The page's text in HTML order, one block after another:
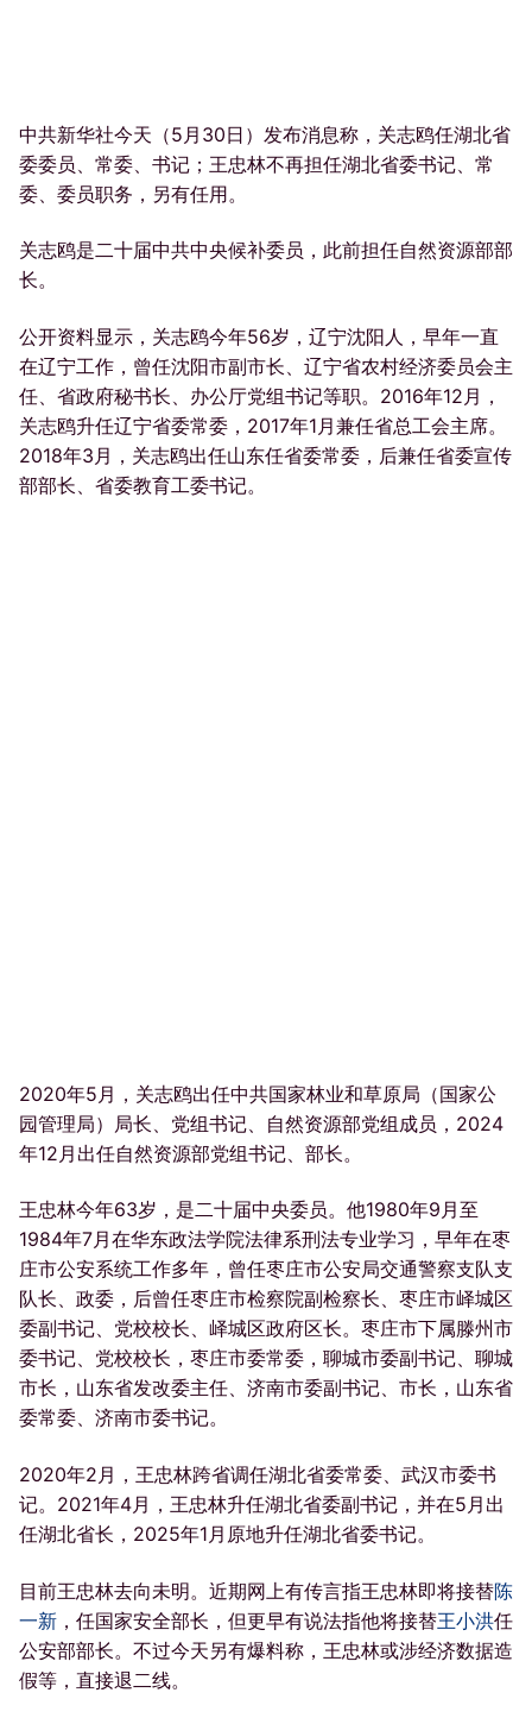
中共新华社今天（5月30日）发布消息称，关志鸥任湖北省
委委员、常委、书记；王忠林不再担任湖北省委书记、常
委、委员职务，另有任用。
关志鸥是二十届中共中央候补委员，此前担任自然资源部部
长。
公开资料显示，关志鸥今年56岁，辽宁沈阳人，早年一直
在辽宁工作，曾任沈阳市副市长、辽宁省农村经济委员会主
任、省政府秘书长、办公厅党组书记等职。2016年12月，
关志鸥升任辽宁省委常委，2017年1月兼任省总工会主席。
2018年3月，关志鸥出任山东任省委常委，后兼任省委宣传
部部长、省委教育工委书记。
2020年5月，关志鸥出任中共国家林业和草原局（国家公
园管理局）局长、党组书记、自然资源部党组成员，2024
年12月出任自然资源部党组书记、部长。
王忠林今年63岁，是二十届中央委员。他1980年9月至
1984年7月在华东政法学院法律系刑法专业学习，早年在枣
庄市公安系统工作多年，曾任枣庄市公安局交通警察支队支
队长、政委，后曾任枣庄市检察院副检察长、枣庄市峄城区
委副书记、党校校长、峄城区政府区长。枣庄市下属滕州市
委书记、党校校长，枣庄市委常委，聊城市委副书记、聊城
市长，山东省发改委主任、济南市委副书记、市长，山东省
委常委、济南市委书记。
2020年2月，王忠林跨省调任湖北省委常委、武汉市委书
记。2021年4月，王忠林升任湖北省委副书记，并在5月出
任湖北省长，2025年1月原地升任湖北省委书记。
目前王忠林去向未明。近期网上有传言指王忠林即将接替陈
一新 ，任国家安全部长，但更早有说法指他将接替王小洪任
公安部部长。不过今天另有爆料称，王忠林或涉经济数据造
假等，直接退二线。